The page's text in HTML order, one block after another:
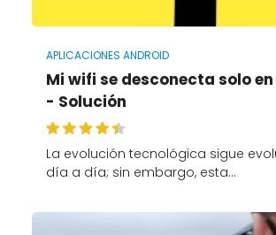
APLICACIONES ANDROID
Mi wifi se desconecta solo
- Solución
La evolución tecnológica sigue
día a día; sin embargo, esta…